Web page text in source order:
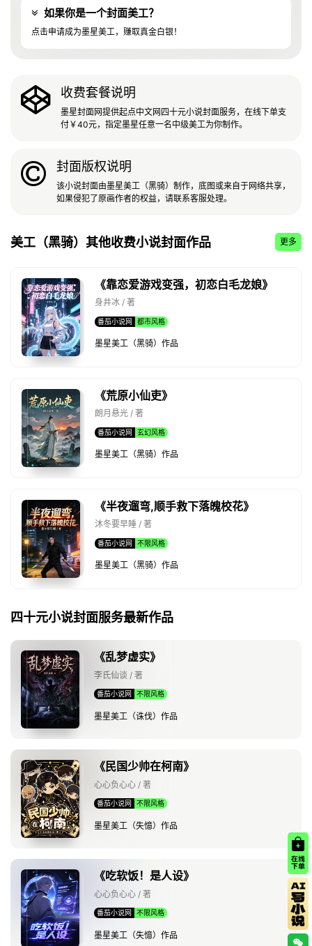
如果你是一个封面美工？
点击申请成为墨星美工，赚取真金白银！
收费套餐说明
墨星封面网提供起点中文网四十元小说封面服务，在线下单支
付￥40元，指定墨星任意一名中级美工为你制作。
封面版权说明
该小说封面由墨星美工（黑骑）制作，底图或来自于网络共享，
如果侵犯了原画作者的权益，请联系客服处理。
美工（黑骑）其他收费小说封面作品 更多
《靠恋爱游戏变强，初恋白毛龙娘》
身井冰 / 著
番茄小说网 都市风格
墨星美工（黑骑）作品
《荒原小仙吏》
朗月悬光 / 著
番茄小说网 玄幻风格
墨星美工（黑骑）作品
《半夜遛弯,顺手救下落魄校花》
沐冬要早睡 / 著
番茄小说网 不限风格
墨星美工（黑骑）作品
四十元小说封面服务最新作品
《乱梦虚实》
李氏仙谈 / 著
番茄小说网 不限风格
墨星美工（诛伐）作品
《民国少帅在柯南》
心心负心心 / 著
番茄小说网 不限风格
墨星美工（失憶）作品
《吃软饭！是人设》
心心负心心 / 著
番茄小说网 不限风格
墨星美工（失憶）作品